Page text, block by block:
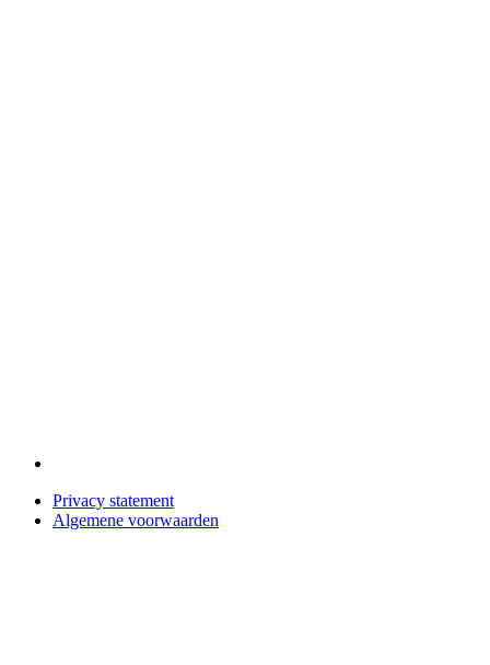
Privacy statement
Algemene voorwaarden